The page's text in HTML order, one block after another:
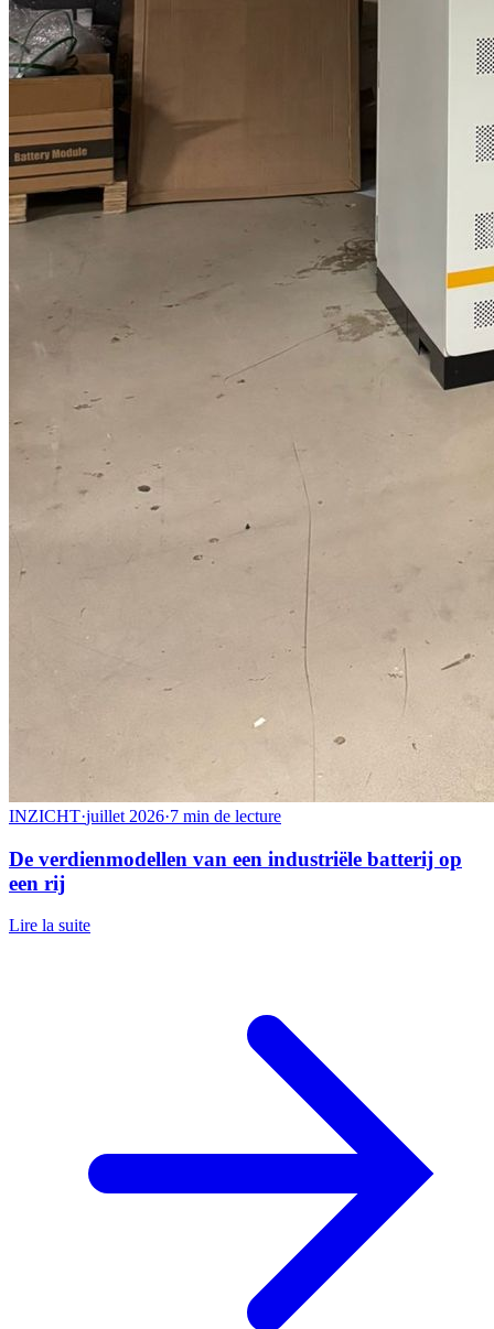
INZICHT·juillet 2026·7 min de lecture
De verdienmodellen van een industriële batterij op
een rij
Lire la suite